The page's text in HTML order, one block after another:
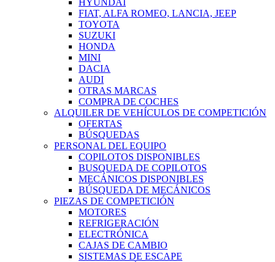
HYUNDAI
FIAT, ALFA ROMEO, LANCIA, JEEP
TOYOTA
SUZUKI
HONDA
MINI
DACIA
AUDI
OTRAS MARCAS
COMPRA DE COCHES
ALQUILER DE VEHÍCULOS DE COMPETICIÓN
OFERTAS
BÚSQUEDAS
PERSONAL DEL EQUIPO
COPILOTOS DISPONIBLES
BUSQUEDA DE COPILOTOS
MECÁNICOS DISPONIBLES
BÚSQUEDA DE MECÁNICOS
PIEZAS DE COMPETICIÓN
MOTORES
REFRIGERACIÓN
ELECTRÓNICA
CAJAS DE CAMBIO
SISTEMAS DE ESCAPE